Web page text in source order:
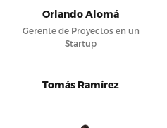
Orlando Alomá
Gerente de Proyectos en un
Startup
Tomás Ramírez